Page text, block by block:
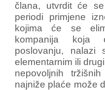
člana, utvrdit će
periodi primjene
kojima će se
kompanija koja
poslovanju, nalazi
elementarnim ili
nepovoljnih
najniže plaće može